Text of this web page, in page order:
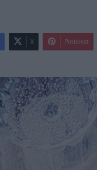
X Pinterest